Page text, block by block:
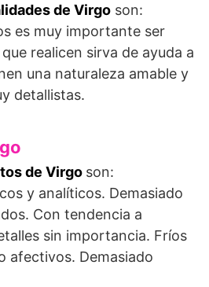
de Virgo son:
es muy importante ser
realicen sirva de ayuda a
una naturaleza amable y
detallistas.
de Virgo son:
y analíticos. Demasiado
Con tendencia a
sin importancia. Fríos
afectivos. Demasiado